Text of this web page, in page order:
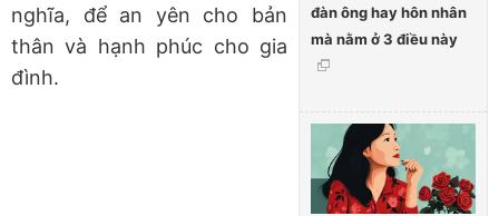
đàn ông hay hôn nhân
mà nằm ở 3 điều này
nghĩa, để an yên cho bản
thân và hạnh phúc cho gia
đình.